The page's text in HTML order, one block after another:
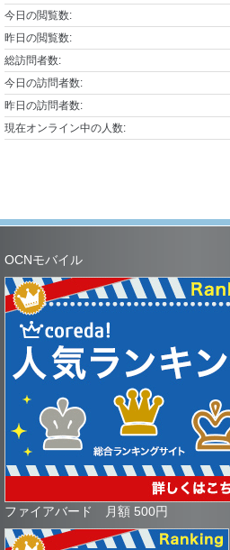
今日の閲覧数:
昨日の閲覧数:
総訪問者数:
今日の訪問者数:
昨日の訪問者数:
現在オンライン中の人数:
OCNモバイル
ファイアバード 月額 500円